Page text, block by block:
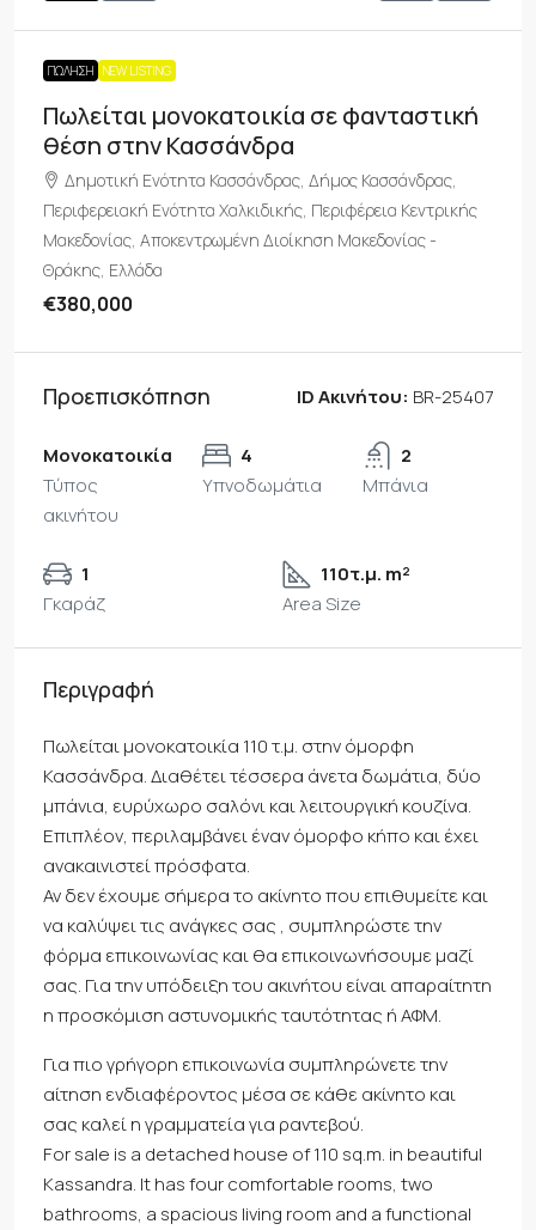
ΠΏΛΗΣΗ NEW LISTING
Πωλείται μονοκατοικία σε φανταστική
θέση στην Κασσάνδρα
Δημοτική Ενότητα Κασσάνδρας, Δήμος Κασσάνδρας,
Περιφερειακή Ενότητα Χαλκιδικής, Περιφέρεια Κεντρικής
Μακεδονίας, Αποκεντρωμένη Διοίκηση Μακεδονίας -
Θράκης, Ελλάδα
€380,000
Προεπισκόπηση ID Ακινήτου: BR-25407
Μονοκατοικία
Τύπος
ακινήτου
4
Υπνοδωμάτια
2
Μπάνια
1
Γκαράζ
110τ.μ. m²
Area Size
Περιγραφή
Πωλείται μονοκατοικία 110 τ.μ. στην όμορφη
Κασσάνδρα. Διαθέτει τέσσερα άνετα δωμάτια, δύο
μπάνια, ευρύχωρο σαλόνι και λειτουργική κουζίνα.
Επιπλέον, περιλαμβάνει έναν όμορφο κήπο και έχει
ανακαινιστεί πρόσφατα.
Αν δεν έχουμε σήμερα το ακίνητο που επιθυμείτε και
να καλύψει τις ανάγκες σας , συμπληρώστε την
φόρμα επικοινωνίας και θα επικοινωνήσουμε μαζί
σας. Για την υπόδειξη του ακινήτου είναι απαραίτητη
η προσκόμιση αστυνομικής ταυτότητας ή ΑΦΜ.
Για πιο γρήγορη επικοινωνία συμπληρώνετε την
αίτηση ενδιαφέροντος μέσα σε κάθε ακίνητο και
σας καλεί η γραμματεία για ραντεβού.
For sale is a detached house of 110 sq.m. in beautiful
Kassandra. It has four comfortable rooms, two
bathrooms, a spacious living room and a functional